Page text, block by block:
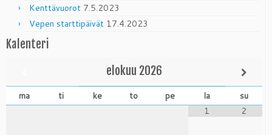
Kenttävuorot 7.5.2023
Vepen starttipäivät 17.4.2023
Kalenteri
elokuu 2026
ma ti ke to pe la
su
1
2